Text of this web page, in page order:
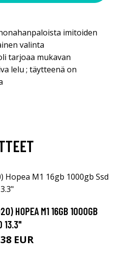
imitoiden
valinta
tarjoaa mukavan
lelu ; täytteenä on
HOPEA M1 16GB 1000GB
13.3"
EUR